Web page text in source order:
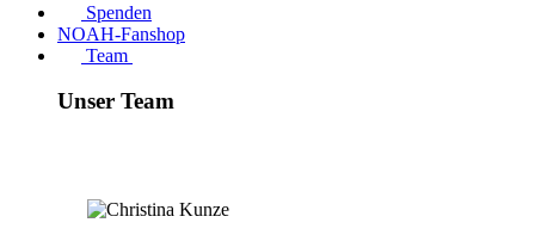
Spenden
NOAH-Fanshop
Team
Unser Team